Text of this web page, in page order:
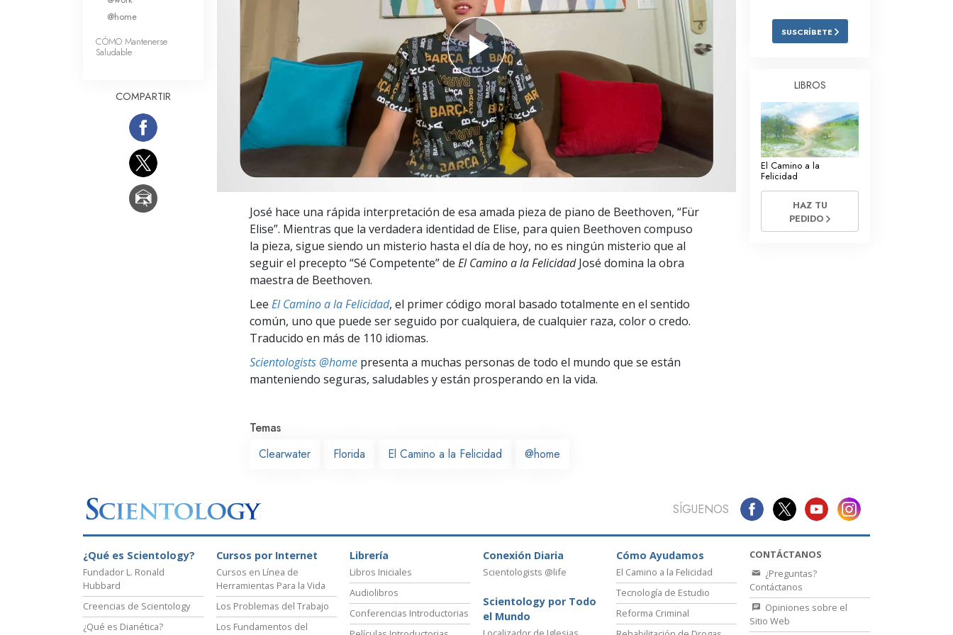
Amor y Odio: ¿Qué es Grandeza?
Respuestas a las Drogas
Los Niños
La Ética y las
La Causa de la Supresión
Investigaciones
Los Fundamentos de la Organización
Los Fundamentos de las Relaciones
José hace una rápida interpretación de esa amada pieza de piano de Beethoven, “Für
Elise”. Mientras que la verdadera identidad de Elise, para quien Beethoven compuso
la pieza, sigue siendo un misterio hasta el día de hoy, no es ningún misterio que al
seguir el precepto “Sé Competente” de El Camino a la FelicidadJosé domina la obra
maestra de Beethoven.
Lee El Camino a la Felicidad, el primer código moral basado totalmente en el sentido
común, uno que puede ser seguido por cualquiera, de cualquier raza, color o credo.
Traducido en más de 110 idiomas.
Scientologists @home presenta a muchas personas de todo el mundo que se están
manteniendo seguras, saludables y están prosperando en la vida.
Temas
Clearwater
Florida El Camino a la Felicidad @home
@home
CÓMO Mantenerse
Saludable
COMPARTIR
SUSCRÍBETE
LIBROS
El Camino a la
Felicidad
HAZ TU
PEDIDO
SÍGUENOS
¿Qué es Scientology?
Fundador L. Ronald
Hubbard
Creencias de Scientology
¿Qué es Dianética?
Cursos por Internet
Cursos en Línea de
Herramientas Para la Vida
Los Problemas del Trabajo
Los Fundamentos del
Librería
Libros Iniciales
Audiolibros
Conferencias Introductorias
Conexión Diaria
Scientologists @life
Scientology por Todo
el Mundo
Cómo Ayudamos
El Camino a la Felicidad
Tecnología de Estudio
Reforma Criminal
CONTÁCTANOS
¿Preguntas?
Contáctanos
Opiniones sobre el
Sitio Web